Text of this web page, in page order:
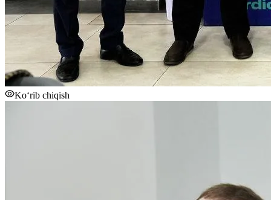
Ko‘rib chiqish